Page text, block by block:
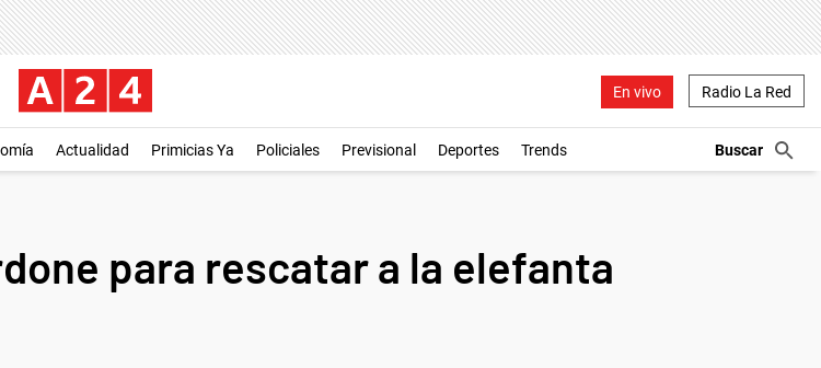
En vivo Radio La Red
Actualidad Primicias Ya Policiales Previsional Deportes Trends
para rescatar a la elefanta